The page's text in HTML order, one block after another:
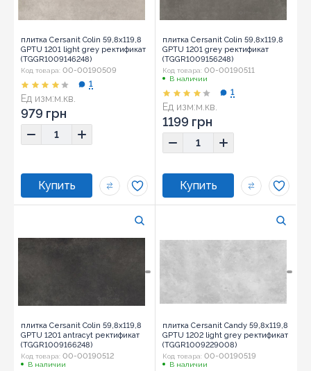
плитка Cersanit Colin 59,8x119,8
GPTU 1201 light grey ректификат
(TGGR1009146248)
Код товара: 00-00190509
Ед изм:м.кв.
1
979 грн
плитка Cersanit Colin 59,8x119,8
GPTU 1201 grey ректификат
(TGGR1009156248)
Код товара: 00-00190511
В наличии
Ед изм:м.кв.
1
1199 грн
плитка Cersanit Colin 59,8x119,8
GPTU 1201 antracyt ректификат
(TGGR1009166248)
Код товара: 00-00190512
В наличии
плитка Cersanit Candy 59,8x119,8
GPTU 1202 light grey ректификат
(TGGR1009229008)
Код товара: 00-00190519
В наличии